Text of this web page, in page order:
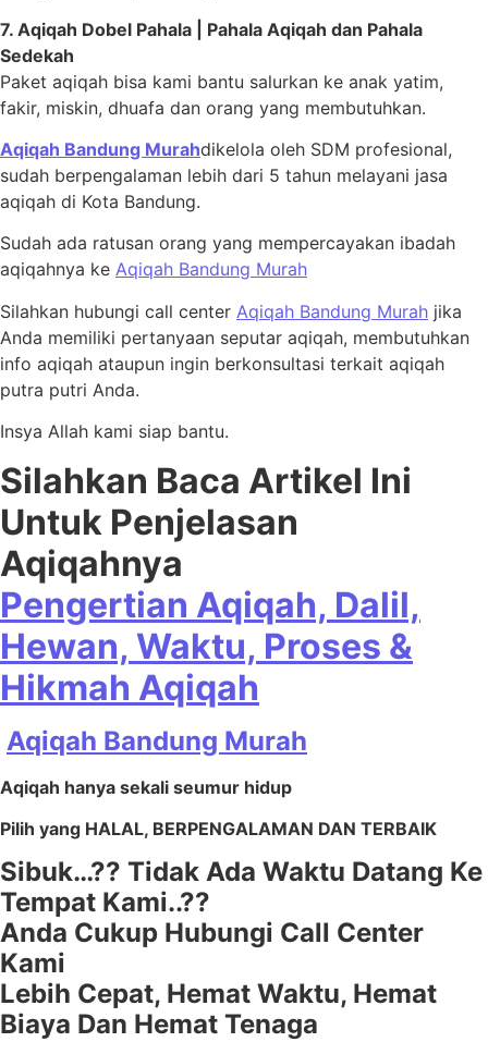
7. Aqiqah Dobel Pahala | Pahala Aqiqah dan Pahala
Sedekah
Paket aqiqah bisa kami bantu salurkan ke anak yatim,
fakir, miskin, dhuafa dan orang yang membutuhkan.
Aqiqah Bandung Murahdikelola oleh SDM profesional,
sudah berpengalaman lebih dari 5 tahun melayani jasa
aqiqah di Kota Bandung.
Sudah ada ratusan orang yang mempercayakan ibadah
aqiqahnya ke Aqiqah Bandung Murah
Silahkan hubungi call center Aqiqah Bandung Murah jika
Anda memiliki pertanyaan seputar aqiqah, membutuhkan
info aqiqah ataupun ingin berkonsultasi terkait aqiqah
putra putri Anda.
Insya Allah kami siap bantu.
Silahkan Baca Artikel Ini
Untuk Penjelasan
Aqiqahnya
Pengertian Aqiqah, Dalil,
Hewan, Waktu, Proses &
Hikmah Aqiqah
Aqiqah Bandung Murah
Aqiqah hanya sekali seumur hidup
Pilih yang HALAL, BERPENGALAMAN DAN TERBAIK
Sibuk…?? Tidak Ada Waktu Datang Ke
Tempat Kami..??
Anda Cukup Hubungi Call Center
Kami
Lebih Cepat, Hemat Waktu, Hemat
Biaya Dan Hemat Tenaga